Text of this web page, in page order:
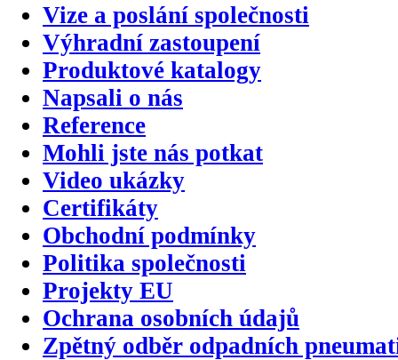
Vize a poslání společnosti
Výhradní zastoupení
Produktové katalogy
Napsali o nás
Reference
Mohli jste nás potkat
Video ukázky
Certifikáty
Obchodní podmínky
Politika společnosti
Projekty EU
Ochrana osobních údajů
Zpětný odběr odpadních